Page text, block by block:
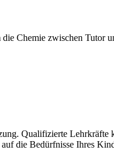
Chemie zwischen Tutor
Qualifizierte
die Bedürfnisse Ihres